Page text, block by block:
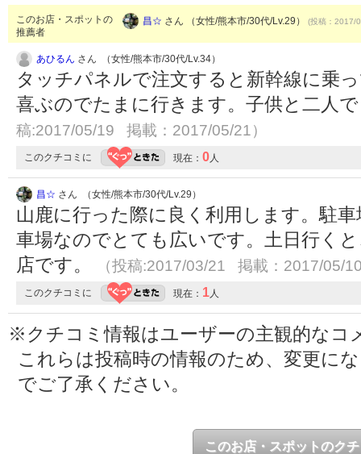
このお店・スポットの
推薦者
昌☆ さん （女性/熊本市/30代/Lv.29） (投稿：2017/
あひるん さん （女性/熊本市/30代/Lv.34）
タッチパネルで注文すると新幹線に乗
喜ぶのでたまに行きます。子供と二人
稿:2017/05/19 掲載：2017/05/21）
このクチコミに 現在： 0 人
昌☆ さん （女性/熊本市/30代/Lv.29）
山鹿に行った際に良く利用します。駐
車場なのでとても広いです。土日行く
店です。
（投稿:2017/03/21 掲載：2017/05/
このクチコミに 現在： 1 人
※クチコミ情報はユーザーの主観的なコ
これらは投稿時の情報のため、変更に
でご了承ください。
このお店・スポットのク